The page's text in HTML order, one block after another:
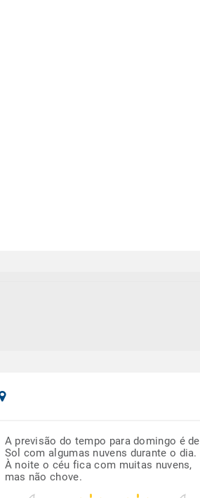
A previsão do tempo para domingo é de
Sol com algumas nuvens durante o dia.
À noite o céu fica com muitas nuvens,
mas não chove.